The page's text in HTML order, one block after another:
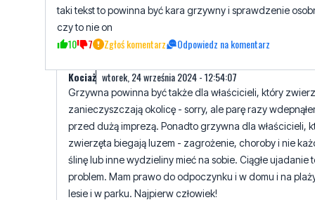
Kociaż wtorek, 24 września 2024 - 12:54:07
Grzywna powinna być także dla właścicieli, który
przed dużą imprezą. Ponadto grzywna dla właścicieli,
zwierzęta biegają luzem - zagrożenie, choroby i nie
ślinę lub inne wydzieliny mieć na sobie. Ciągłe ujadanie
problem. Mam prawo do odpoczynku i w domu i na
lesie i w parku. Najpierw człowiek!
4 2 Zgłoś komentarz Odpowiedz na komentarz
Mieszkaniec poniedziałek, 23 września 2024 - 09:57:23